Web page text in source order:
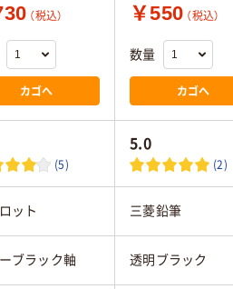
（税込）
カゴへ
￥550 （税込）
数量
カゴへ
(5)
5.0
(2)
ット 三菱鉛筆
ブラック軸 透明ブラック